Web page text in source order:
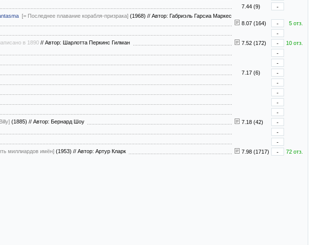
7.44 (9)
-
[= Последнее плавание корабля-призрака] (1968) // Автор: Габриэль Гарсиа Маркес
8.07 (164)
-
5 отз.
-
в 1890 // Автор: Шарлотта Перкинс Гилман 7.52 (172) -
10 отз.
-
-
7.17 (6)
-
-
-
-
-
(1885) // Автор: Бернард Шоу 7.18 (42)
-
-
-
миллиардов имён] (1953) // Автор: Артур Кларк 7.98 (1717) - 72 отз.